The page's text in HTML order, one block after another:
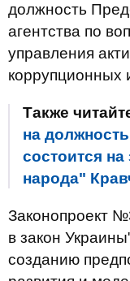
должность
агентства по
управления
коррупционных
Также
на
состоится
народа"
Законопроект
в закон
созданию